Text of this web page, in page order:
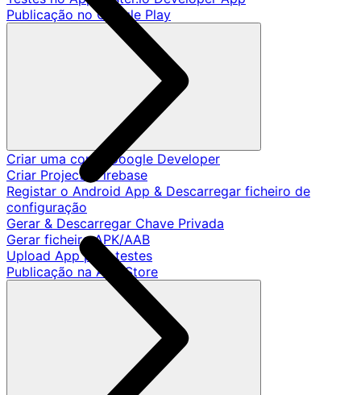
Publicação no Google Play
Criar uma conta Google Developer
Criar Projecto Firebase
Registar o Android App & Descarregar ficheiro de
configuração
Gerar & Descarregar Chave Privada
Gerar ficheiro APK/AAB
Upload App para testes
Publicação na App Store